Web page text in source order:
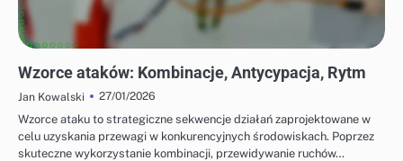
Wzorce ataków: Kombinacje, Antycypacja, Rytm
Jan Kowalski
27/01/2026
Wzorce ataku to strategiczne sekwencje działań zaprojektowane w
celu uzyskania przewagi w konkurencyjnych środowiskach. Poprzez
skuteczne wykorzystanie kombinacji, przewidywanie ruchów…